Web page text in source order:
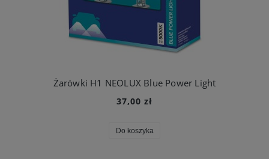
Żarówki H1 NEOLUX Blue Power Light
37,00 zł
Do koszyka